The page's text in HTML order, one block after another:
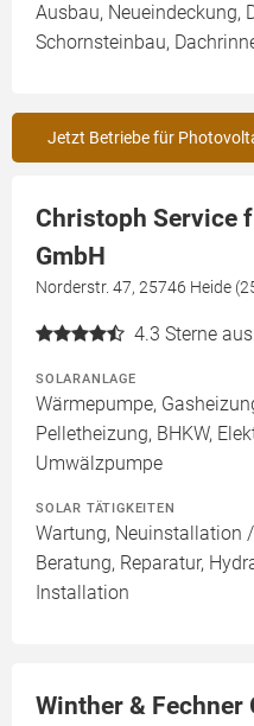
Ausbau, Neueindeckung,
Schornsteinbau,
Jetzt Betriebe für
Christoph Service
GmbH
Norderstr. 47, 25746 Heide
4.3 Sterne
SOLARANLAGE
Wärmepumpe,
Pelletheizung, BHKW,
Umwälzpumpe
SOLAR TÄTIGKEITEN
Wartung, Neuinstallation
Beratung, Reparatur,
Installation
Winther & Fechner